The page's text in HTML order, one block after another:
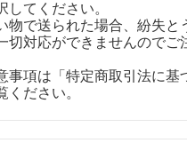
してください。
物で送られた場合、紛失と
切対応ができませんのでご
事項は「特定商取引法に基
ください。